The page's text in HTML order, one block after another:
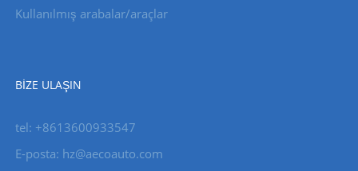
Kullanılmış arabalar/araçlar
BIZE ULAŞIN
tel: +8613600933547
E-posta: hz@aecoauto.com